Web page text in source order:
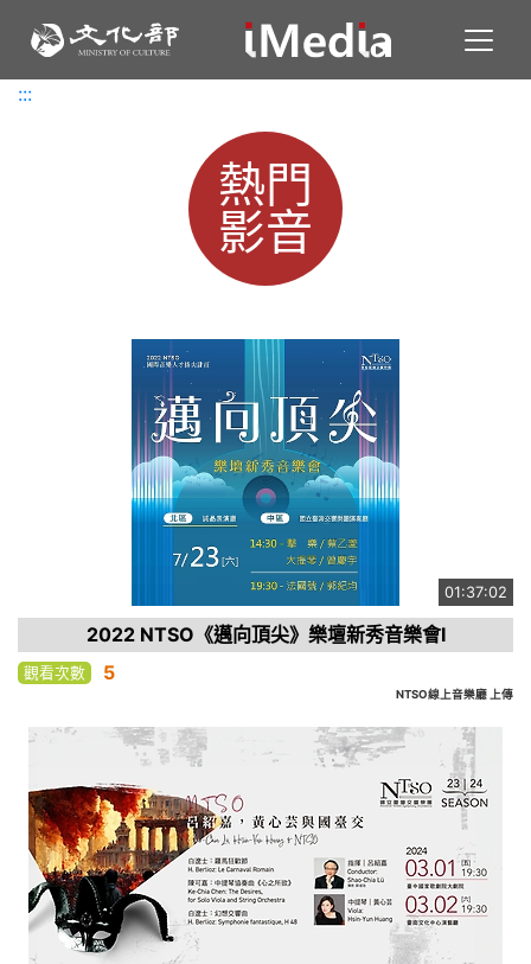
:::
:::
熱門
影音
01:37:02
2022 NTSO《邁向頂尖》樂壇新秀音樂會I
觀看次數 5
NTSO線上音樂廳 上傳